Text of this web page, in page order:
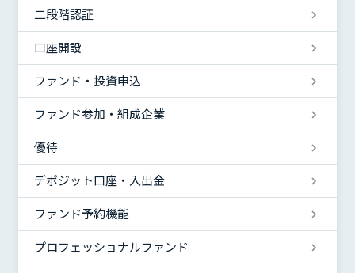
二段階認証
口座開設
ファンド・投資申込
ファンド参加・組成企業
優待
デポジット口座・入出金
ファンド予約機能
プロフェッショナルファンド